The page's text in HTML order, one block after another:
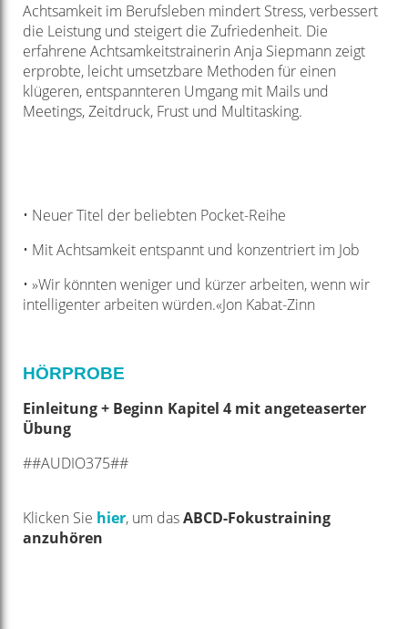
Achtsamkeit im Berufsleben mindert Stress, verbessert
die Leistung und steigert die Zufriedenheit. Die
erfahrene Achtsamkeitstrainerin Anja Siepmann zeigt
erprobte, leicht umsetzbare Methoden für einen
klügeren, entspannteren Umgang mit Mails und
Meetings, Zeitdruck, Frust und Multitasking.
• Neuer Titel der beliebten Pocket-Reihe
• Mit Achtsamkeit entspannt und konzentriert im Job
• »Wir könnten weniger und kürzer arbeiten, wenn wir
intelligenter arbeiten würden.«Jon Kabat-Zinn
HÖRPROBE
Einleitung + Beginn Kapitel 4 mit angeteaserter
Übung
##AUDIO375##
Klicken Sie hier, um dasABCD-Fokustraining
anzuhören